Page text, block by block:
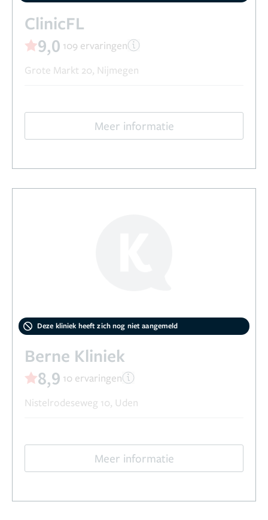
ClinicFL
9,0 109 ervaringen
Grote Markt 20, Nijmegen
Meer informatie
Deze kliniek heeft zich nog niet aangemeld
Berne Kliniek
8,9 10 ervaringen
Nistelrodeseweg 10, Uden
Meer informatie